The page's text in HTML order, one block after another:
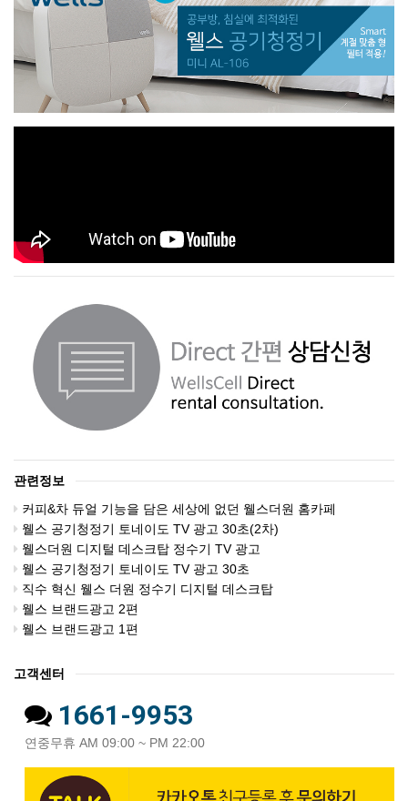
관련정보
커피&차 듀얼 기능을 담은 세상에 없던 웰스더원 홈카페
웰스 공기청정기 토네이도 TV 광고 30초(2차)
웰스더원 디지털 데스크탑 정수기 TV 광고
웰스 공기청정기 토네이도 TV 광고 30초
직수 혁신 웰스 더원 정수기 디지털 데스크탑
웰스 브랜드광고 2편
웰스 브랜드광고 1편
고객센터
1661-9953
연중무휴 AM 09:00 ~ PM 22:00